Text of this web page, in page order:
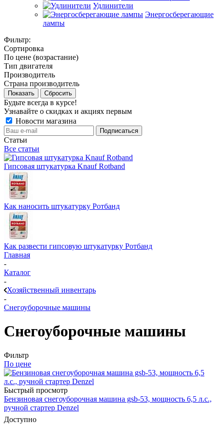
Удлинители
Энергосберегающие
лампы
Фильтр:
Сортировка
По цене (возрастание)
Тип двигателя
Производитель
Страна производитель
Показать Сбросить
Будьте всегда в курсе!
Узнавайте о скидках и акциях первым
Новости магазина
Статьи
Все статьи
Гипсовая штукатурка Knauf Rotband
Как наносить штукатурку Ротбанд
Как развести гипсовую штукатурку Ротбанд
Главная
-
Каталог
-
Хозяйственный инвентарь
-
Снегоуборочные машины
Снегоуборочные машины
Фильтр
По цене
Быстрый просмотр
Бензиновая снегоуборочная машина gsb-53, мощность 6,5 л.с.,
ручной стартер Denzel
Доступно